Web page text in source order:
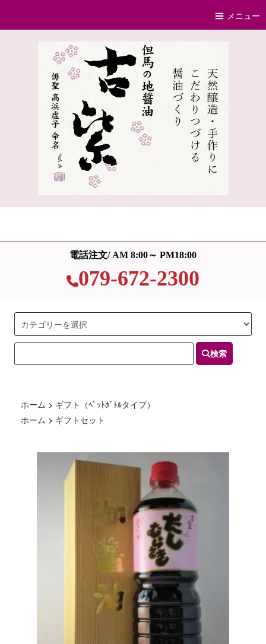
メニュー
電話注文/ AM 8:00～ PM18:00
079-672-2300
検索
ホーム > ギフト（ﾍﾟｯﾄﾎﾞﾄﾙタイプ）
ホーム > ギフトセット